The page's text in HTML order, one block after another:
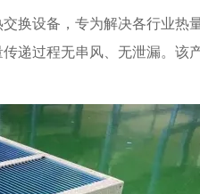
换设备，专为解决各行业热
递过程无串风、无泄漏。该